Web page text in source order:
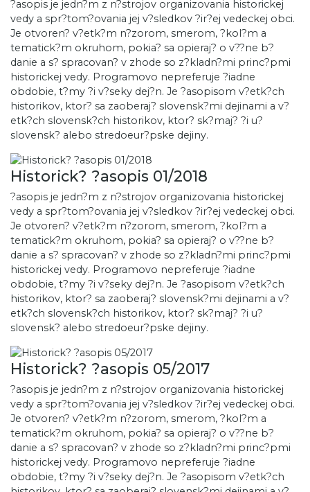
?asopis je jedn?m z n?strojov organizovania historickej
vedy a spr?tom?ovania jej v?sledkov ?ir?ej vedeckej obci.
Je otvoren? v?etk?m n?zorom, smerom, ?kol?m a
tematick?m okruhom, pokia? sa opieraj? o v??ne b?
danie a s? spracovan? v zhode so z?kladn?mi princ?pmi
historickej vedy. Programovo nepreferuje ?iadne
obdobie, t?my ?i v?seky dej?n. Je ?asopisom v?etk?ch
historikov, ktor? sa zaoberaj? slovensk?mi dejinami a v?
etk?ch slovensk?ch historikov, ktor? sk?maj? ?i u?
slovensk? alebo stredoeur?pske dejiny.
Historick? ?asopis 01/2018
?asopis je jedn?m z n?strojov organizovania historickej
vedy a spr?tom?ovania jej v?sledkov ?ir?ej vedeckej obci.
Je otvoren? v?etk?m n?zorom, smerom, ?kol?m a
tematick?m okruhom, pokia? sa opieraj? o v??ne b?
danie a s? spracovan? v zhode so z?kladn?mi princ?pmi
historickej vedy. Programovo nepreferuje ?iadne
obdobie, t?my ?i v?seky dej?n. Je ?asopisom v?etk?ch
historikov, ktor? sa zaoberaj? slovensk?mi dejinami a v?
etk?ch slovensk?ch historikov, ktor? sk?maj? ?i u?
slovensk? alebo stredoeur?pske dejiny.
Historick? ?asopis 05/2017
?asopis je jedn?m z n?strojov organizovania historickej
vedy a spr?tom?ovania jej v?sledkov ?ir?ej vedeckej obci.
Je otvoren? v?etk?m n?zorom, smerom, ?kol?m a
tematick?m okruhom, pokia? sa opieraj? o v??ne b?
danie a s? spracovan? v zhode so z?kladn?mi princ?pmi
historickej vedy. Programovo nepreferuje ?iadne
obdobie, t?my ?i v?seky dej?n. Je ?asopisom v?etk?ch